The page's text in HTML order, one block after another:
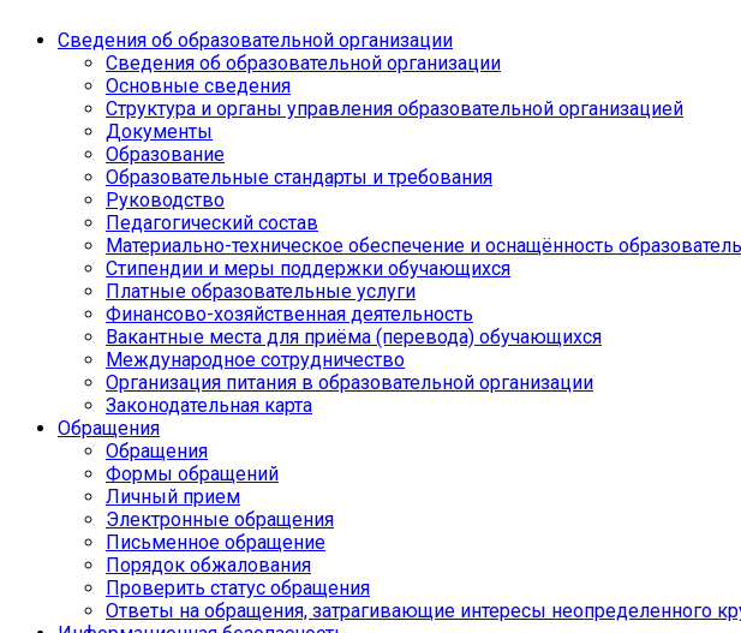
Сведения об образовательной организации
Сведения об образовательной организации
Основные сведения
Структура и органы управления образовательной организацией
Документы
Образование
Образовательные стандарты и требования
Руководство
Педагогический состав
Материально-техническое обеспечение и оснащённость
Стипендии и меры поддержки обучающихся
Платные образовательные услуги
Финансово-хозяйственная деятельность
Вакантные места для приёма (перевода) обучающихся
Международное сотрудничество
Организация питания в образовательной организации
Законодательная карта
Обращения
Обращения
Формы обращений
Личный прием
Электронные обращения
Письменное обращение
Порядок обжалования
Проверить статус обращения
Ответы на обращения, затрагивающие интересы неопределенного